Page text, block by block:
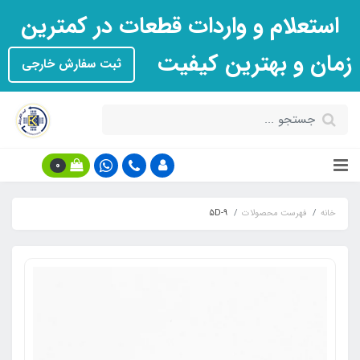
استعلام و واردات قطعات در کمترین
زمان و بهترین کیفیت
ثبت سفارش خارجی
0
خانه فهرست محصولات 5D-9